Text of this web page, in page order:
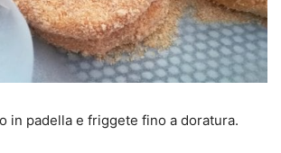
in padella e friggete fino a doratura.